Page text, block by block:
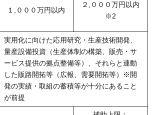
１,０００万円以内
２,０００万円以内
※2
実用化に向けた応用研究・生産技術開発、
量産設備投資（生産体制の構築、販売・サ
ービス提供の拠点整備等）、それらと連動
した販路開拓等（広報、需要開拓等）※開
発の実績・取組の蓄積等が十分にあること
が前提